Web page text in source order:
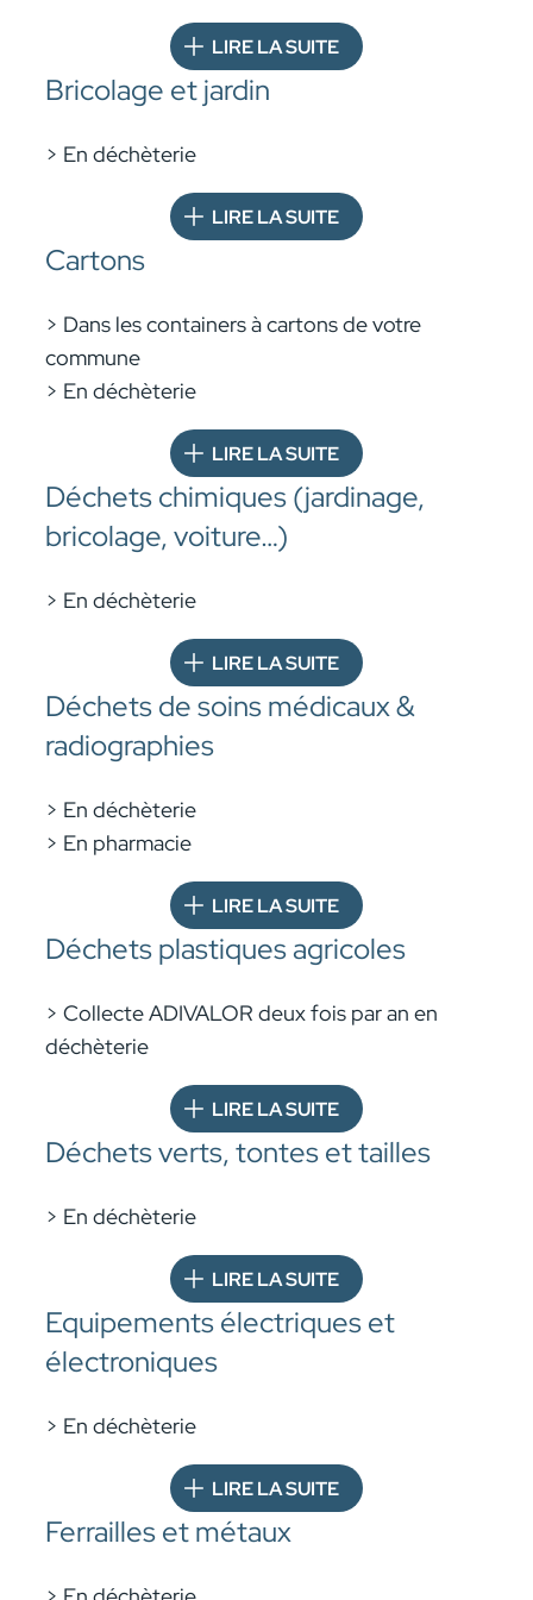
LIRE LA SUITE
Bricolage et jardin
> En déchèterie
LIRE LA SUITE
Cartons
> Dans les containers à cartons de votre
commune
> En déchèterie
LIRE LA SUITE
Déchets chimiques (jardinage,
bricolage, voiture…)
> En déchèterie
LIRE LA SUITE
Déchets de soins médicaux &
radiographies
> En déchèterie
> En pharmacie
LIRE LA SUITE
Déchets plastiques agricoles
> Collecte ADIVALOR deux fois par an en
déchèterie
LIRE LA SUITE
Déchets verts, tontes et tailles
> En déchèterie
LIRE LA SUITE
Equipements électriques et
électroniques
> En déchèterie
LIRE LA SUITE
Ferrailles et métaux